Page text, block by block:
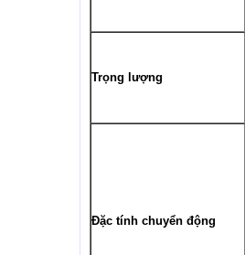
Trọng lượng
Đặc tính chuyển động